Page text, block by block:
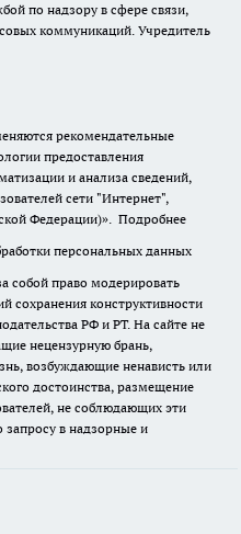
по надзору в сфере связи,
коммуникаций. Учредитель
рекомендательные
предоставления
и анализа сведений,
сети "Интернет",
Федерации)». Подробнее
персональных данных
собой право модерировать
сохранения конструктивности
РФ и РТ. На сайте не
нецензурную брань,
возбуждающие ненависть или
достоинства, размещение
не соблюдающих эти
запросу в надзорные и